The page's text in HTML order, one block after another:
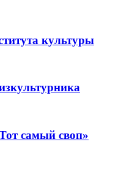
культуры
самый своп»